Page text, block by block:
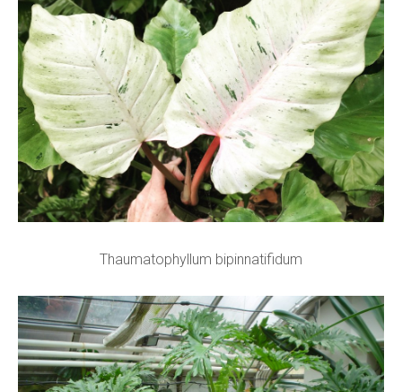
Thaumatophyllum bipinnatifidum